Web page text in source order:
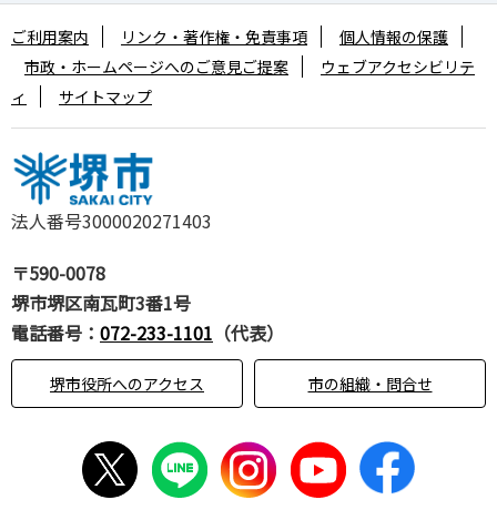
法人番号3000020271403
〒590-0078
堺市堺区南瓦町3番1号
電話番号： 072-233-1101 （代表）
堺市役所へのアクセス 市の組織・問合せ
ご利用案内 リンク・著作権・免責事項
個人情報の保護
市政・ホームページへのご意見ご提案
ウェブアクセシビリテ
ィ
サイトマップ